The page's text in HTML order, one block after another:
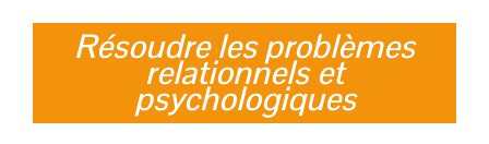
Résoudre les problèmes
relationnels et
psychologiques